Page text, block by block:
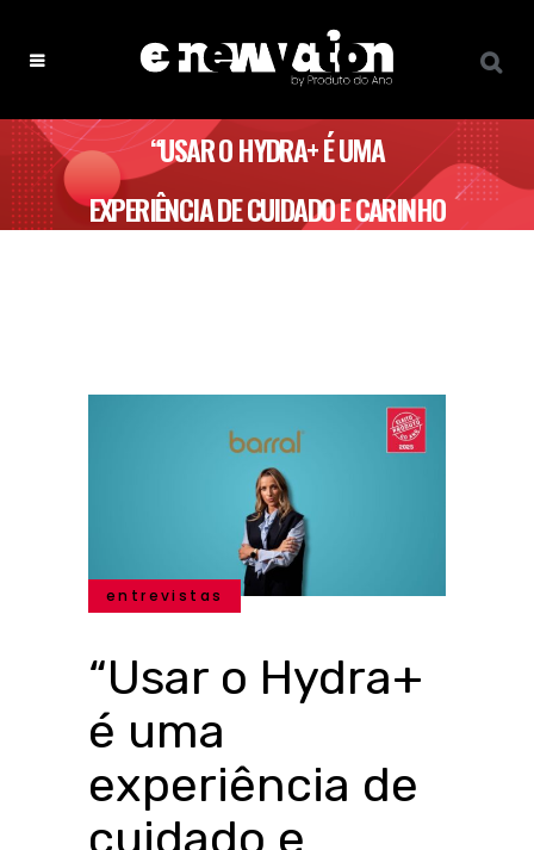
“USAR O HYDRA+ É UMA
EXPERIÊNCIA DE CUIDADO E CARINHO
entrevistas
“Usar o Hydra+
é uma
experiência de
cuidado e